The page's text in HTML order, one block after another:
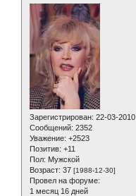
Зарегистрирован: 22-03-2010
Сообщений: 2352
Уважение: +2523
Позитив: +11
Пол: Мужской
Возраст: 37 [1988-12-30]
Провел на форуме:
1 месяц 16 дней